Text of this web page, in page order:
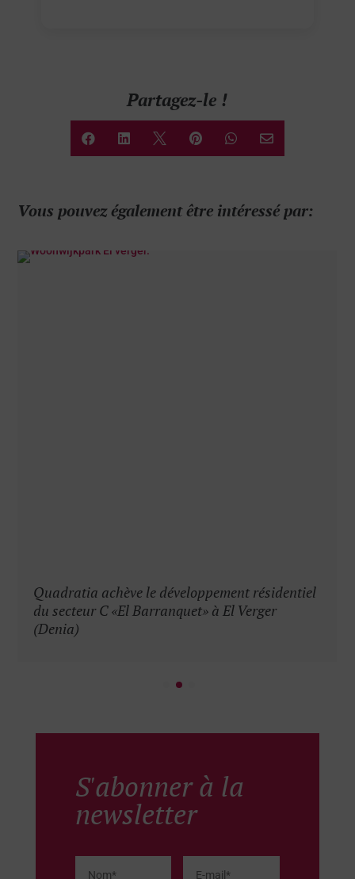
Partagez-le !
     
Vous pouvez également être intéressé par:
Quadratia achève le développement résidentiel
du secteur C «El Barranquet» à El Verger
(Denia)
S'abonner à la
newsletter